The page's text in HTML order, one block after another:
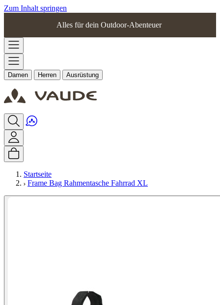
Zum Inhalt springen
Alles für dein Outdoor-Abenteuer
Damen Herren Ausrüstung
Startseite
Frame Bag Rahmentasche Fahrrad XL